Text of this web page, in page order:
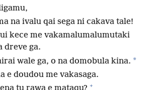
na ivalu qai sega ni cakava tale!
kece me vakamalumalumutaki
dreve ga.
wale ga, o na domobula kina. *
e doudou me vakasaga.
+